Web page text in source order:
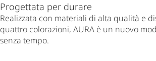
Progettata per durare
Realizzata con materiali di alta qualità e
quattro colorazioni, AURA è un nuovo
senza tempo.